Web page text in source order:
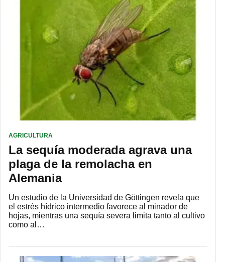
AGRICULTURA
La sequía moderada agrava una
plaga de la remolacha en
Alemania
Un estudio de la Universidad de Göttingen revela que
el estrés hídrico intermedio favorece al minador de
hojas, mientras una sequía severa limita tanto al cultivo
como al…